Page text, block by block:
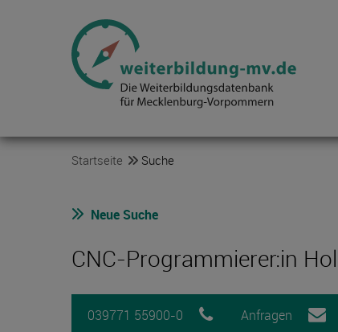
Startseite Suche
Neue Suche
CNC-Programmierer:in
039771 55900-0 Anfragen